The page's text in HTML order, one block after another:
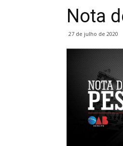
Nota
27 de julho de 2020